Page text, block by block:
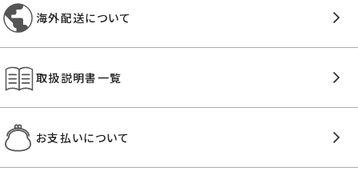
海外配送について
取扱説明書一覧
お支払いについて